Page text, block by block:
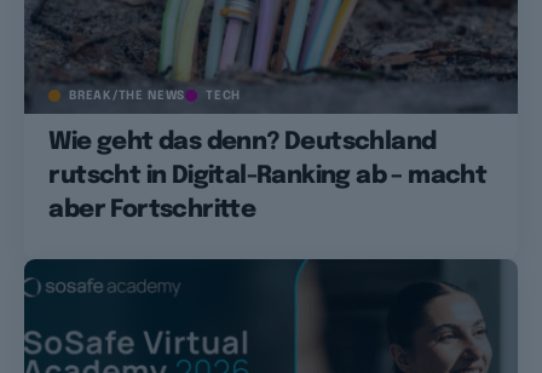
BREAK/THE NEWS TECH
Wie geht das denn? Deutschland
rutscht in Digital-Ranking ab – macht
aber Fortschritte